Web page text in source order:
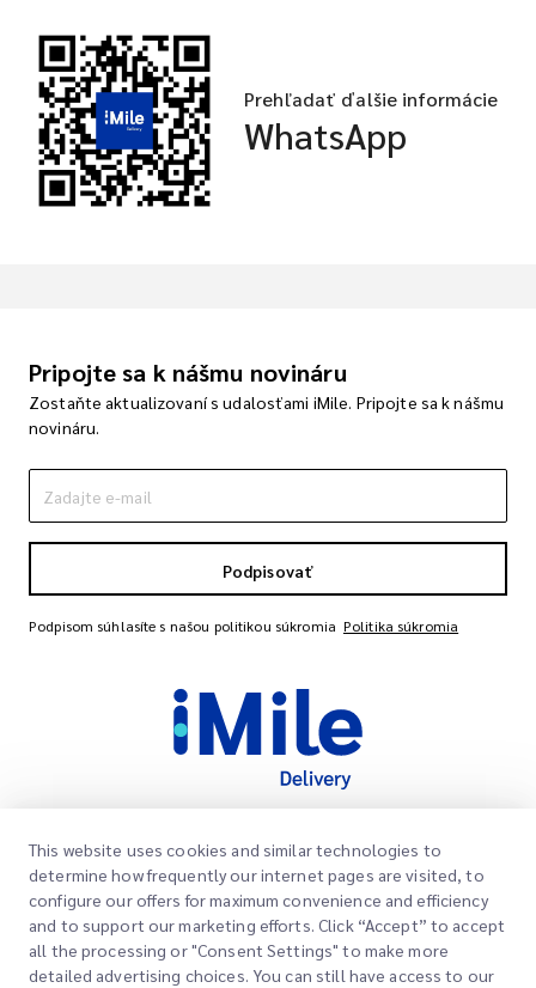
Prehľadať ďalšie informácie
WhatsApp
Pripojte sa k nášmu novináru
Zostaňte aktualizovaní s udalosťami iMile. Pripojte sa k nášmu
novináru.
Podpisovať
Podpisom súhlasíte s našou politikou súkromia Politika súkromia
Rýchle odkazy
Miesto kancelárie
Žiadať citáciu
Spoločnosť
O nás
Naše služby
This website uses cookies and similar technologies to
determine how frequently our internet pages are visited, to
configure our offers for maximum convenience and efficiency
and to support our marketing efforts. Click “Accept” to accept
all the processing or "Consent Settings" to make more
detailed advertising choices. You can still have access to our